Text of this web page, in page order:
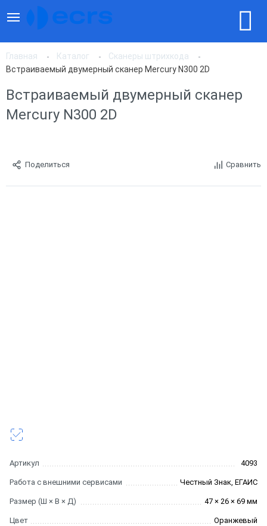
Главная Каталог
Сканеры штрихкода
Встраиваемый двумерный сканер Mercury N300 2D
Встраиваемый двумерный сканер
Mercury N300 2D
Поделиться Сравнить
Артикул 4093
Работа с внешними сервисами Честный Знак, ЕГАИС
Размер (Ш × В × Д) 47 × 26 × 69 мм
Цвет
Оранжевый